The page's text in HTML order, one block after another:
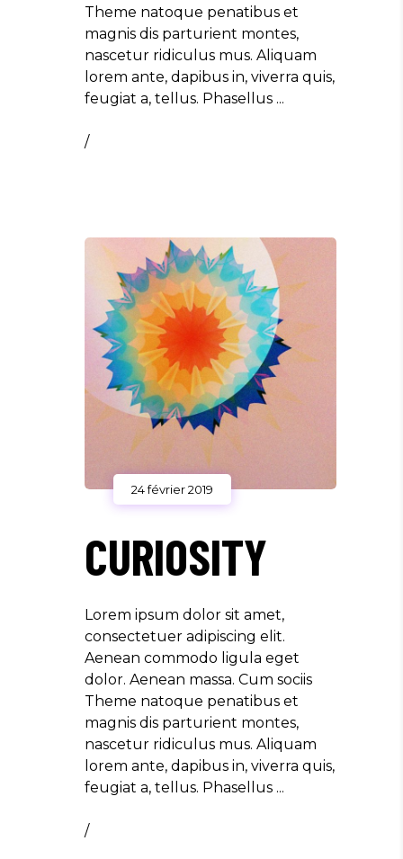
Theme natoque penatibus et
magnis dis parturient montes,
nascetur ridiculus mus. Aliquam
lorem ante, dapibus in, viverra quis,
feugiat a, tellus. Phasellus
/
24 février 2019
CURIOSITY
Lorem ipsum dolor sit amet,
consectetuer adipiscing elit.
Aenean commodo ligula eget
dolor. Aenean massa. Cum sociis
Theme natoque penatibus et
magnis dis parturient montes,
nascetur ridiculus mus. Aliquam
lorem ante, dapibus in, viverra quis,
feugiat a, tellus. Phasellus
/